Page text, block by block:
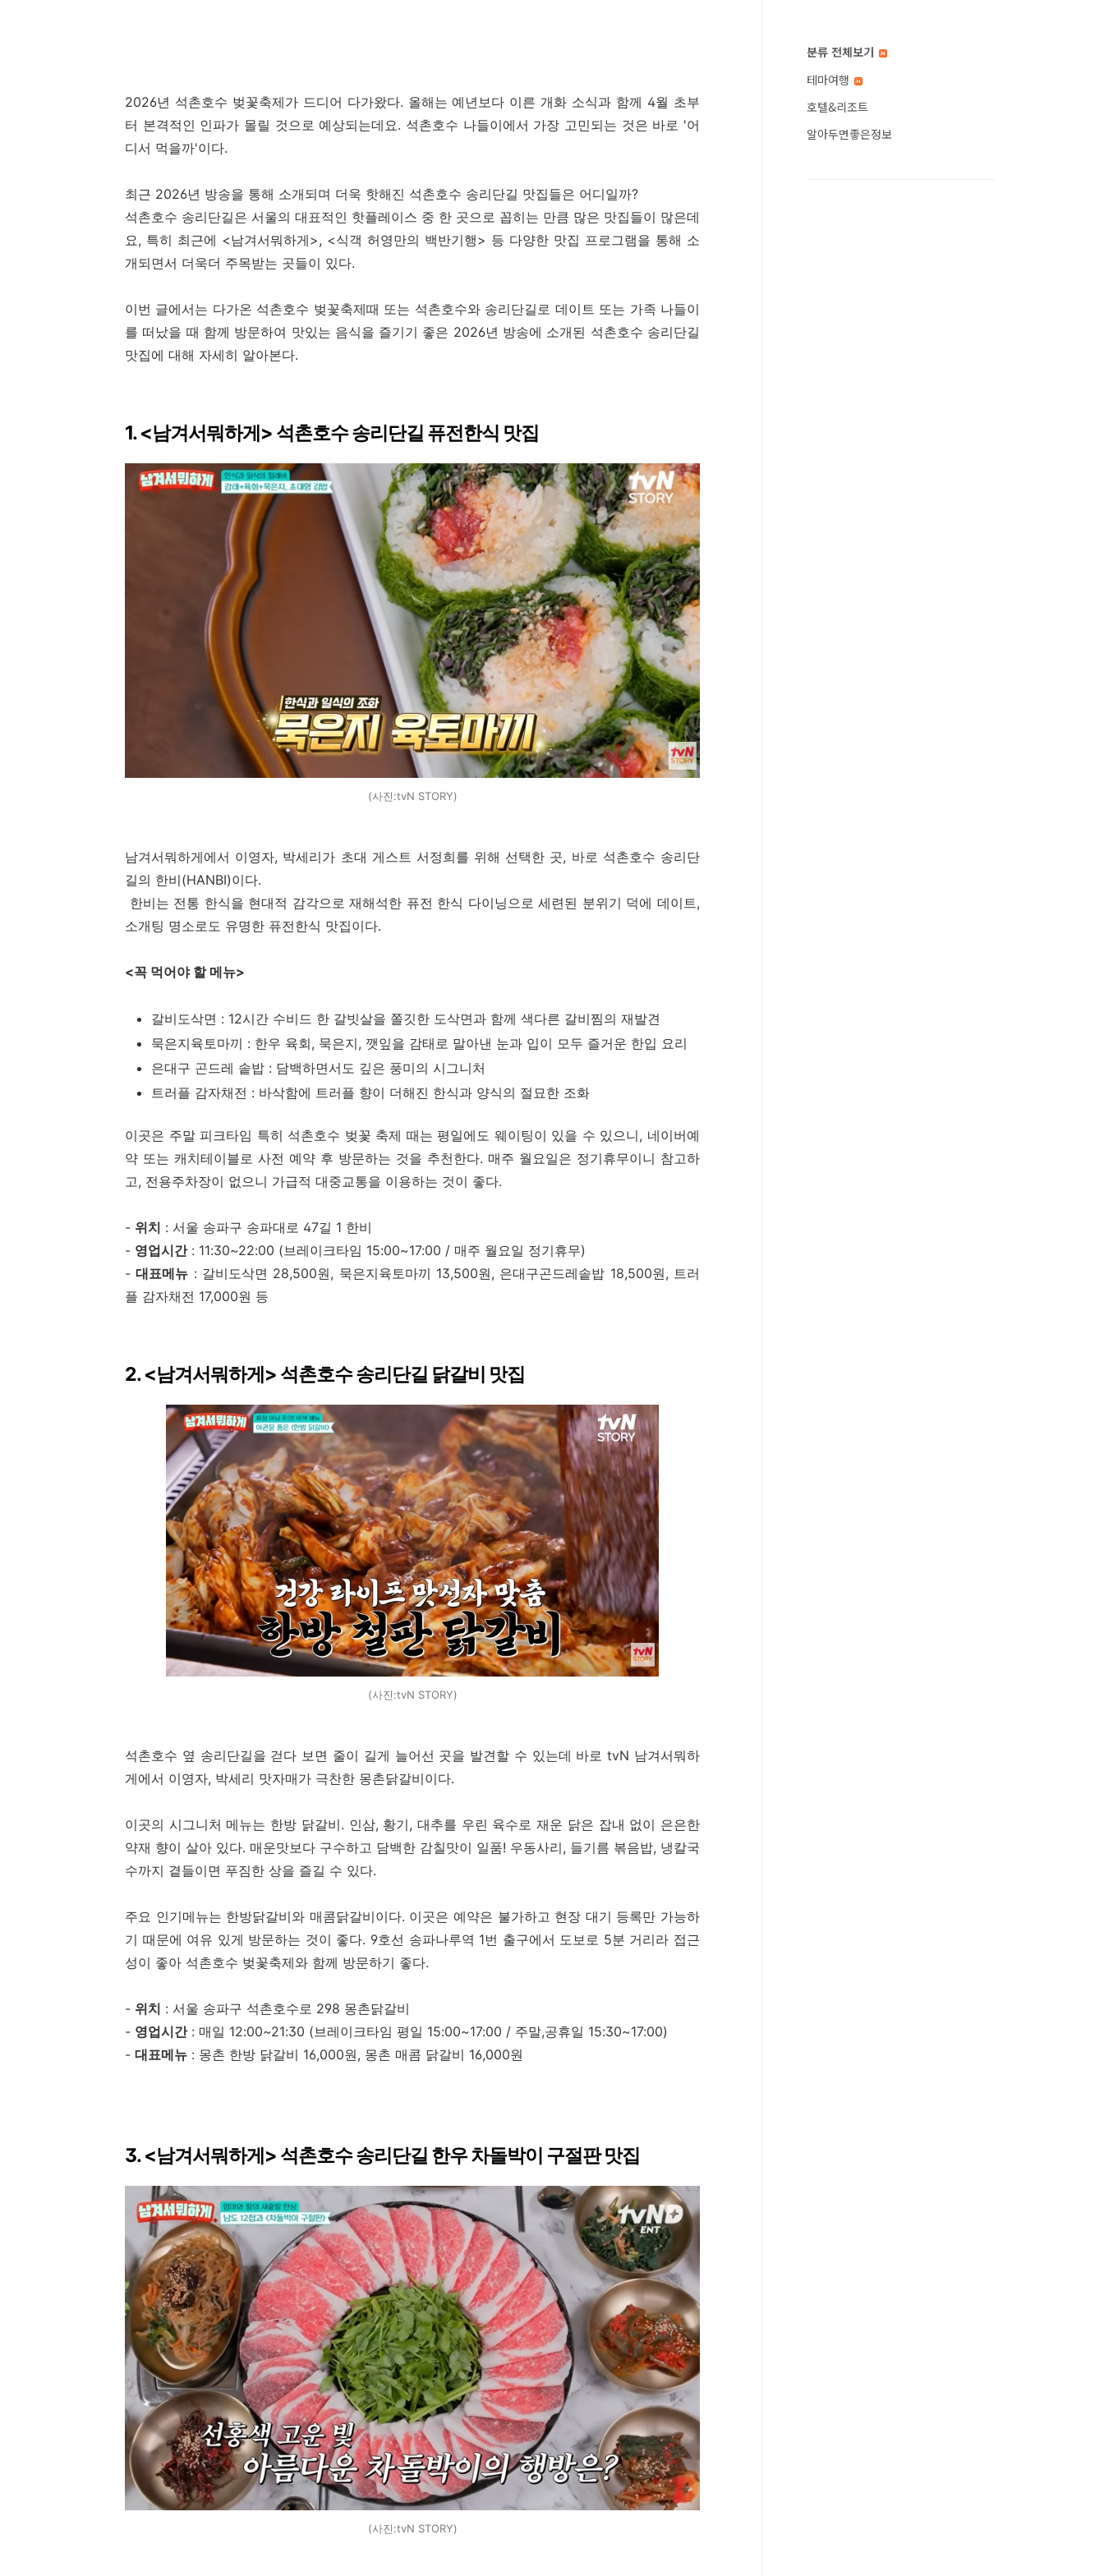
2026년 석촌호수 벚꽃축제가 드디어 다가왔다. 올해는 예년보다 이른 개화 소식과 함께 4월 초부
터 본격적인 인파가 몰릴 것으로 예상되는데요. 석촌호수 나들이에서 가장 고민되는 것은 바로 '어
디서 먹을까'이다.
최근 2026년 방송을 통해 소개되며 더욱 핫해진 석촌호수 송리단길 맛집들은 어디일까?
석촌호수 송리단길은 서울의 대표적인 핫플레이스 중 한 곳으로 꼽히는 만큼 많은 맛집들이 많은데
요, 특히 최근에 <남겨서뭐하게>, <식객 허영만의 백반기행> 등 다양한 맛집 프로그램을 통해 소
개되면서 더욱더 주목받는 곳들이 있다.
이번 글에서는 다가온 석촌호수 벚꽃축제때 또는 석촌호수와 송리단길로 데이트 또는 가족 나들이
를 떠났을 때 함께 방문하여 맛있는 음식을 즐기기 좋은 2026년 방송에 소개된 석촌호수 송리단길
맛집에 대해 자세히 알아본다.
1. <남겨서뭐하게> 석촌호수 송리단길 퓨전한식 맛집
(사진:tvN STORY)
남겨서뭐하게에서 이영자, 박세리가 초대 게스트 서정희를 위해 선택한 곳, 바로 석촌호수 송리단
길의 한비(HANBI)이다.
한비는 전통 한식을 현대적 감각으로 재해석한 퓨전 한식 다이닝으로 세련된 분위기 덕에 데이트,
소개팅 명소로도 유명한 퓨전한식 맛집이다.
<꼭 먹어야 할 메뉴>
갈비도삭면 : 12시간 수비드 한 갈빗살을 쫄깃한 도삭면과 함께 색다른 갈비찜의 재발견
묵은지육토마끼 : 한우 육회, 묵은지, 깻잎을 감태로 말아낸 눈과 입이 모두 즐거운 한입 요리
은대구 곤드레 솥밥 : 담백하면서도 깊은 풍미의 시그니처
트러플 감자채전 : 바삭함에 트러플 향이 더해진 한식과 양식의 절묘한 조화
이곳은 주말 피크타임 특히 석촌호수 벚꽃 축제 때는 평일에도 웨이팅이 있을 수 있으니, 네이버예
약 또는 캐치테이블로 사전 예약 후 방문하는 것을 추천한다. 매주 월요일은 정기휴무이니 참고하
고, 전용주차장이 없으니 가급적 대중교통을 이용하는 것이 좋다.
- 위치 : 서울 송파구 송파대로 47길 1 한비
- 영업시간: 11:30~22:00 (브레이크타임 15:00~17:00 / 매주 월요일 정기휴무)
-대표메뉴 : 갈비도삭면 28,500원, 묵은지육토마끼 13,500원, 은대구곤드레솥밥 18,500원, 트러
플 감자채전 17,000원 등
2. <남겨서뭐하게> 석촌호수 송리단길 닭갈비 맛집
(사진:tvN STORY)
석촌호수 옆 송리단길을 걷다 보면 줄이 길게 늘어선 곳을 발견할 수 있는데 바로 tvN 남겨서뭐하
게에서 이영자, 박세리 맛자매가 극찬한 몽촌닭갈비이다.
이곳의 시그니처 메뉴는 한방 닭갈비. 인삼, 황기, 대추를 우린 육수로 재운 닭은 잡내 없이 은은한
약재 향이 살아 있다. 매운맛보다 구수하고 담백한 감칠맛이 일품! 우동사리, 들기름 볶음밥, 냉칼국
수까지 곁들이면 푸짐한 상을 즐길 수 있다.
주요 인기메뉴는 한방닭갈비와 매콤닭갈비이다. 이곳은 예약은 불가하고 현장 대기 등록만 가능하
기 때문에 여유 있게 방문하는 것이 좋다. 9호선 송파나루역 1번 출구에서 도보로 5분 거리라 접근
성이 좋아 석촌호수 벚꽃축제와 함께 방문하기 좋다.
- 위치 : 서울 송파구 석촌호수로 298 몽촌닭갈비
- 영업시간: 매일 12:00~21:30 (브레이크타임 평일 15:00~17:00 / 주말,공휴일 15:30~17:00)
- 대표메뉴 : 몽촌 한방 닭갈비 16,000원, 몽촌 매콤 닭갈비 16,000원
3. <남겨서뭐하게> 석촌호수 송리단길 한우 차돌박이 구절판 맛집
(사진:tvN STORY)
분류 전체보기
테마여행
호텔&리조트
알아두면좋은정보